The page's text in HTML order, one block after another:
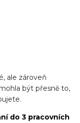
ale zároveň
být přesně to,
do 3 pracovních